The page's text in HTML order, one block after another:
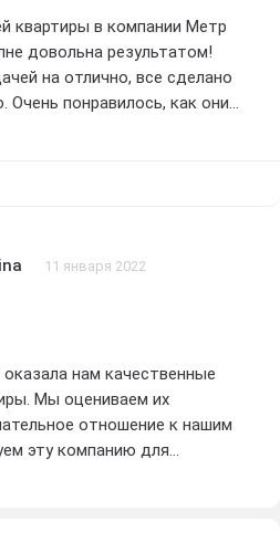
квартиры в компании Метр
довольна результатом!
на отлично, все сделано
Очень понравилось, как они
вам за вашу работу!
11 января 2022
нам качественные
Мы оцениваем их
отношение к нашим
эту компанию для